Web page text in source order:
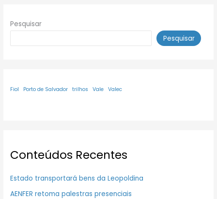
Pesquisar
Pesquisar
Fiol Porto de Salvador trilhos Vale Valec
Conteúdos Recentes
Estado transportará bens da Leopoldina
AENFER retoma palestras presenciais